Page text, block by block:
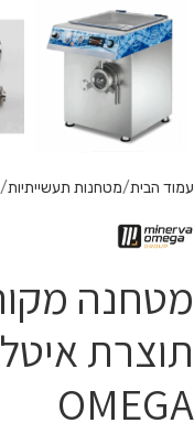
עמוד הבית מטחנות תעשייתיות
OMEGA